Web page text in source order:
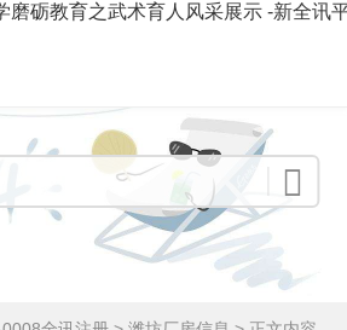
磨砺教育之武术育人风采展示 -新全讯